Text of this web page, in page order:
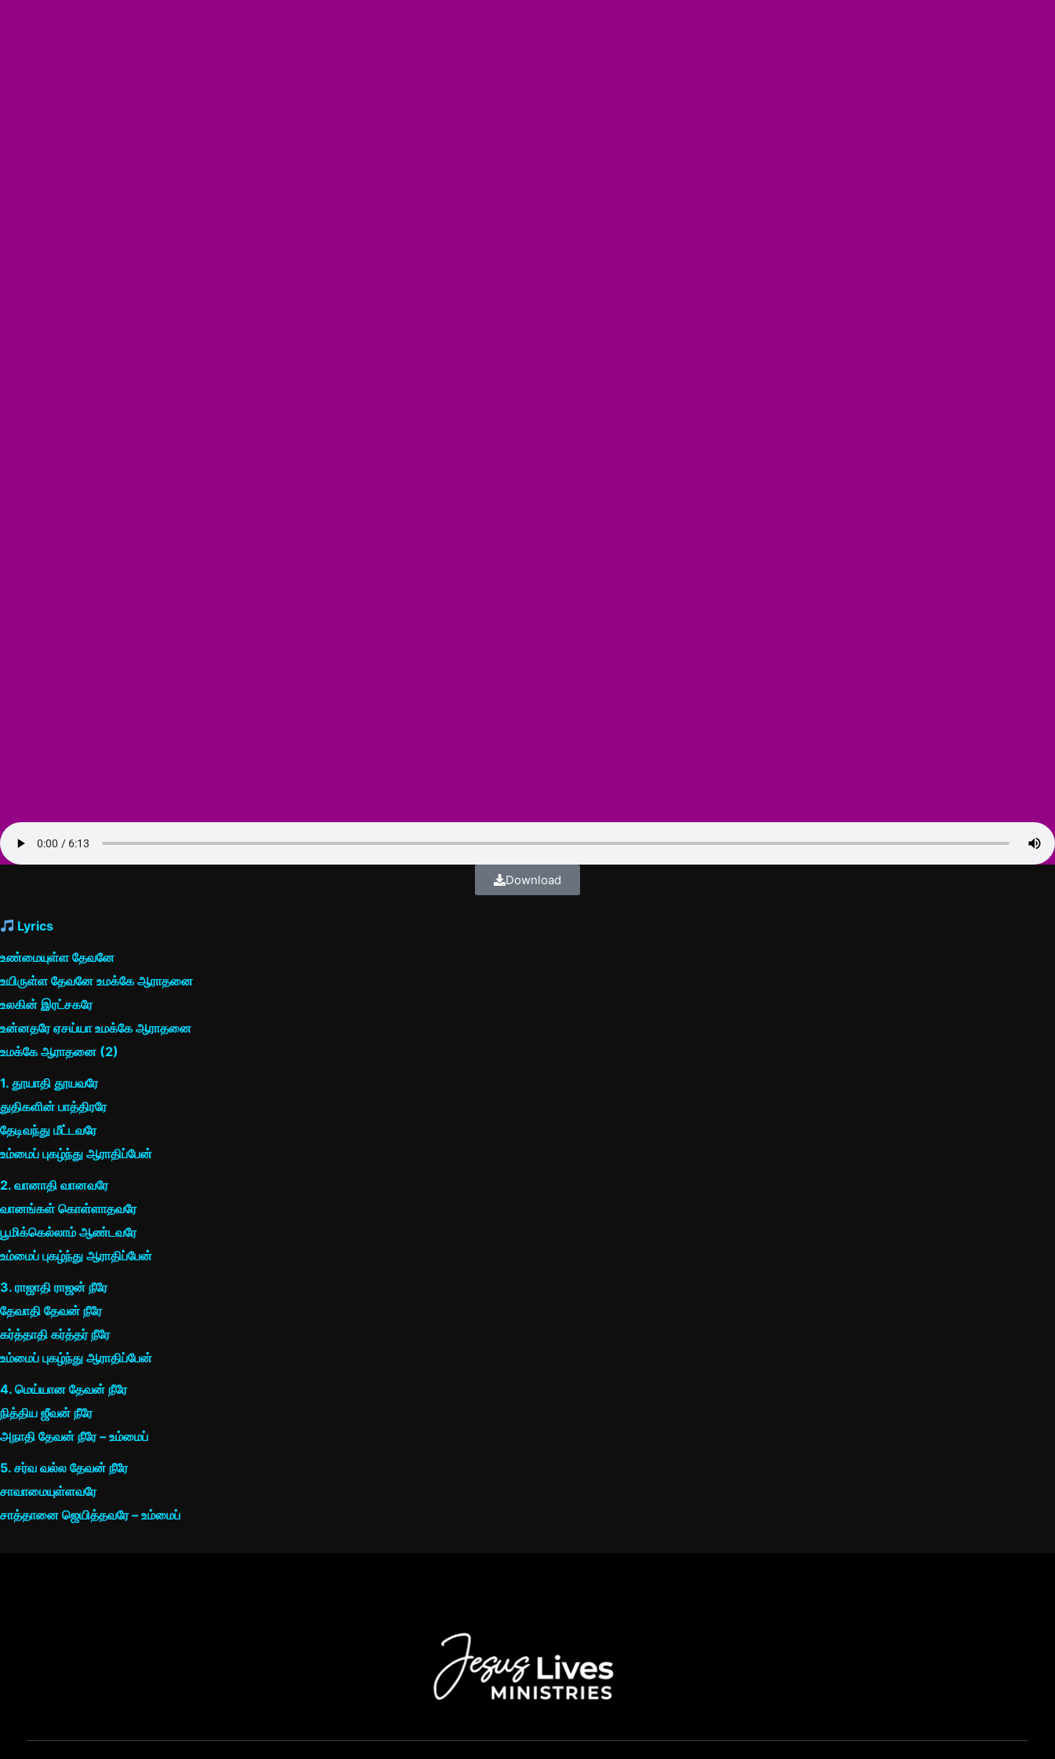
Download
Lyrics
உண்மையுள்ள தேவனே
உயிருள்ள தேவனே உமக்கே ஆராதனை
உலகின் இரட்சகரே
உன்னதரே ஏசய்யா உமக்கே ஆராதனை
உமக்கே ஆராதனை (2)
1. தூயாதி தூயவரே
துதிகளின் பாத்திரரே
தேடிவந்து மீட்டவரே
உம்மைப் புகழ்ந்து ஆராதிப்பேன்
2. வானாதி வானவரே
வானங்கள் கொள்ளாதவரே
பூமிக்கெல்லாம் ஆண்டவரே
உம்மைப் புகழ்ந்து ஆராதிப்பேன்
3. ராஜாதி ராஜன் நீரே
தேவாதி தேவன் நீரே
கர்த்தாதி கர்த்தர் நீரே
உம்மைப் புகழ்ந்து ஆராதிப்பேன்
4. மெய்யான தேவன் நீரே
நித்திய ஜீவன் நீரே
அநாதி தேவன் நீரே – உம்மைப்
5. சர்வ வல்ல தேவன் நீரே
சாவாமையுள்ளவரே
சாத்தானை ஜெயித்தவரே – உம்மைப்